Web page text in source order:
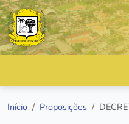
Início Proposições